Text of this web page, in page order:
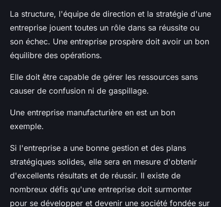
Le rôle d'un logisticien dans
une entreprise
4 min de lecture
La structure, l'équipe de direction et la stratégie d'une
entreprise jouent toutes un rôle dans sa réussite ou
son échec. Une entreprise prospère doit avoir un bon
équilibre des opérations.
Elle doit être capable de gérer les ressources sans
causer de confusion ni de gaspillage.
Une entreprise manufacturière en est un bon
exemple.
Si l'entreprise a une bonne gestion et des plans
stratégiques solides, elle sera en mesure d'obtenir
d'excellents résultats et de réussir. Il existe de
nombreux défis qu'une entreprise doit surmonter
pour se développer et devenir une société fondée sur